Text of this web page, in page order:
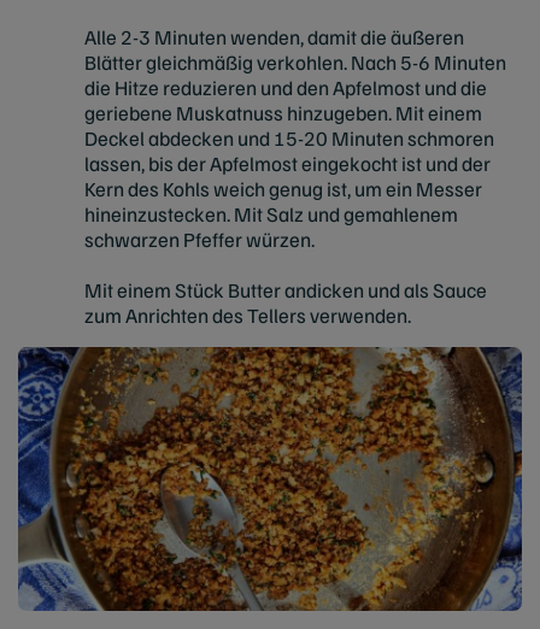
Alle 2-3 Minuten wenden, damit die äußeren
Blätter gleichmäßig verkohlen. Nach 5-6 Minuten
die Hitze reduzieren und den Apfelmost und die
geriebene Muskatnuss hinzugeben. Mit einem
Deckel abdecken und 15-20 Minuten schmoren
lassen, bis der Apfelmost eingekocht ist und der
Kern des Kohls weich genug ist, um ein Messer
hineinzustecken. Mit Salz und gemahlenem
schwarzen Pfeffer würzen.
Mit einem Stück Butter andicken und als Sauce
zum Anrichten des Tellers verwenden.